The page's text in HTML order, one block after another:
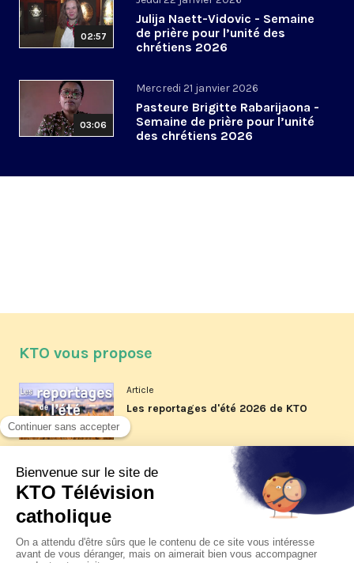
02:57
Julija Naett-Vidovic - Semaine
de prière pour l’unité des
chrétiens 2026
03:06
Mercredi 21 janvier 2026
Pasteure Brigitte Rabarijaona -
Semaine de prière pour l’unité
des chrétiens 2026
KTO vous propose
Article
Les reportages d'été 2026 de KTO
La visite pastorale du pape Léon
XIV à Assise à suivre sur KTO le
jeudi 6 août
Article
Le pape en Uruguay, Argentine et